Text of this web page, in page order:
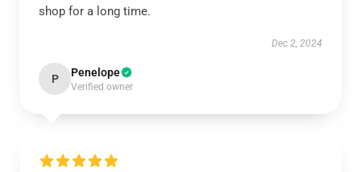
shop for a long time.
Dec 2, 2024
P Penelope
Verified owner